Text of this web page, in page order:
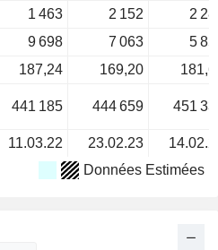
1 463 2 152
2
9 698 7 063
5
187,24 169,20
441 185 444 659 451
11.03.22 23.02.23
Données Estimées